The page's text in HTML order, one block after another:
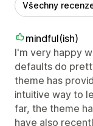
Všechny
mindful(ish)
I'm very happy
defaults do
theme has
intuitive way to
far, the theme
have also